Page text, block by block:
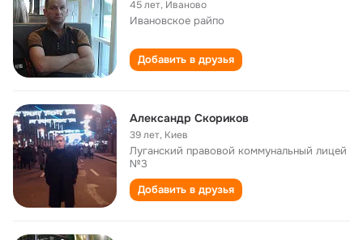
45 лет, Иваново
Ивановское райпо
Добавить в друзья
Александр Скориков
39 лет, Киев
Луганский правовой коммунальный лицей
№3
Добавить в друзья